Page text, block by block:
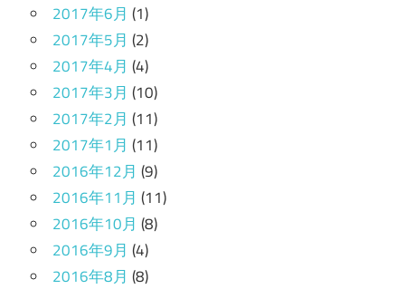
2017年6月 (1)
2017年5月 (2)
2017年4月 (4)
2017年3月 (10)
2017年2月 (11)
2017年1月 (11)
2016年12月 (9)
2016年11月 (11)
2016年10月 (8)
2016年9月 (4)
2016年8月 (8)